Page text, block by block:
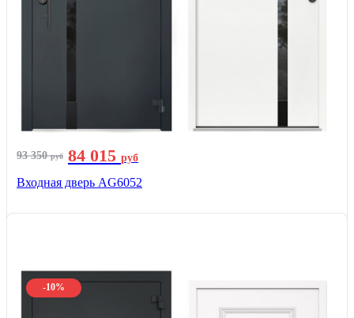
93 350руб 84 015 руб
Входная дверь AG6052
-10%